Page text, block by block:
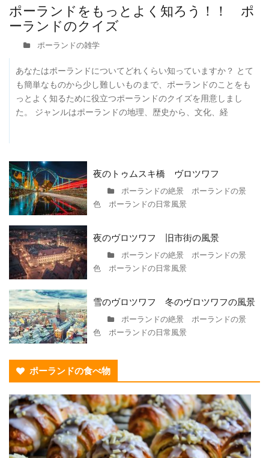
ポーランドをもっとよく知ろう！！ ポ
ーランドのクイズ
ポーランドの雑学
あなたはポーランドについてどれくらい知っていますか？ とて
も簡単なものから少し難しいものまで、ポーランドのことをも
っとよく知るために役立つポーランドのクイズを用意しまし
た。 ジャンルはポーランドの地理、歴史から、文化、経
夜のトゥムスキ橋 ヴロツワフ
ポーランドの絶景 ポーランドの景
色 ポーランドの日常風景
夜のヴロツワフ 旧市街の風景
ポーランドの絶景 ポーランドの景
色 ポーランドの日常風景
雪のヴロツワフ 冬のヴロツワフの風景
ポーランドの絶景 ポーランドの景
色 ポーランドの日常風景
ポーランドの食べ物